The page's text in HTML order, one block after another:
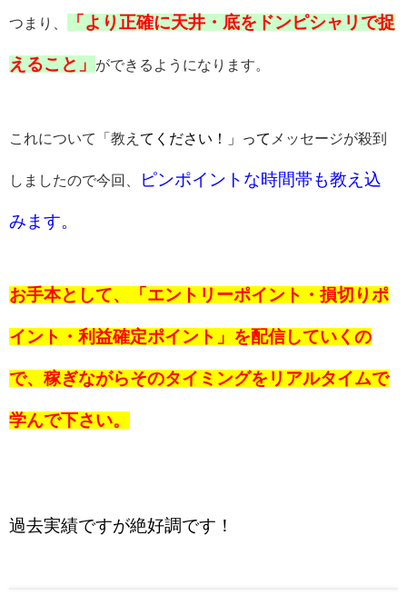
つまり、 「より正確に天井・底をドンピシャリで捉
えること」 ができるようになります。
これについて「教え てください！」って メッセージが殺到
しましたので今回、 ピンポイントな時間帯も教え込
みます。
お手本として、「エントリーポイント・損切りポ
イント・利益確定ポイント」を配信していくの
で、稼ぎながらそのタイミングをリアルタイムで
学んで下さい。
過去実績ですが絶好調です！